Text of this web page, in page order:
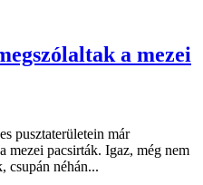
a mezei
pusztaterületein már
mezei pacsirták. Igaz, még nem
csupán néhán...